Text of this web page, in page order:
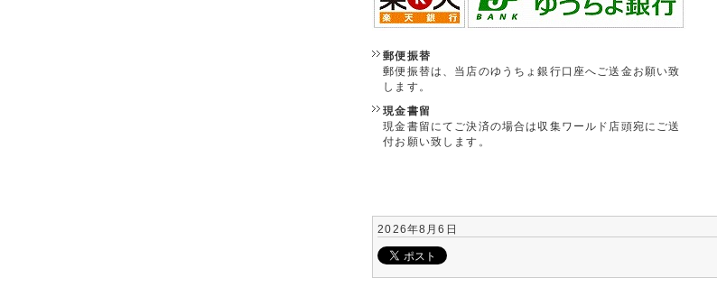
郵便振替
郵便振替は、当店のゆうちょ銀行口座へご送金お願い致
します。
現金書留
現金書留にてご決済の場合は収集ワールド店頭宛にご送
付お願い致します。
2026年8月6日